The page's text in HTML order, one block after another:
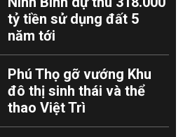
tỷ tiền sử dụng đất 5
năm tới
Phú Thọ gỡ vướng Khu
đô thị sinh thái và thể
thao Việt Trì